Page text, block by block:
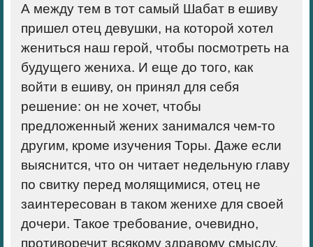
А между тем в тот самый Шабат в ешиву
пришел отец девушки, на которой хотел
жениться наш герой, чтобы посмотреть на
будущего жениха. И еще до того, как
войти в ешиву, он принял для себя
решение: он не хочет, чтобы
предложенный жених занимался чем-то
другим, кроме изучения Торы. Даже если
выяснится, что он читает недельную главу
по свитку перед молящимися, отец не
заинтересован в таком женихе для своей
дочери. Такое требование, очевидно,
противоречит всякому здравому смыслу,